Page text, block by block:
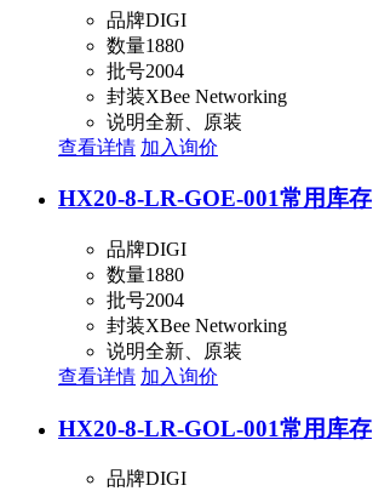
品牌DIGI
数量1880
批号2004
封装XBee Networking
说明全新、原装
查看详情 加入询价
HX20-8-LR-GOE-001常用库存
品牌DIGI
数量1880
批号2004
封装XBee Networking
说明全新、原装
查看详情 加入询价
HX20-8-LR-GOL-001常用库存
品牌DIGI